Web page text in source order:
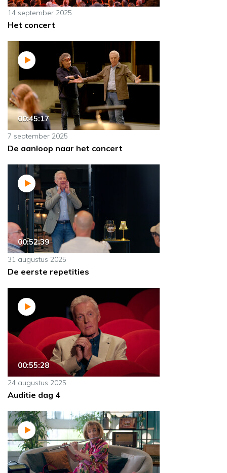
14 september 2025
Het concert
00:45:17
7 september 2025
De aanloop naar het concert
00:52:39
31 augustus 2025
De eerste repetities
00:55:28
24 augustus 2025
Auditie dag 4